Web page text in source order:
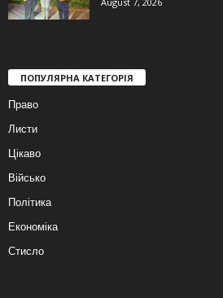
ПОПУЛЯРНА КАТЕГОРІЯ
Право
Листи
Цікаво
Військо
Політика
Економіка
Стисло